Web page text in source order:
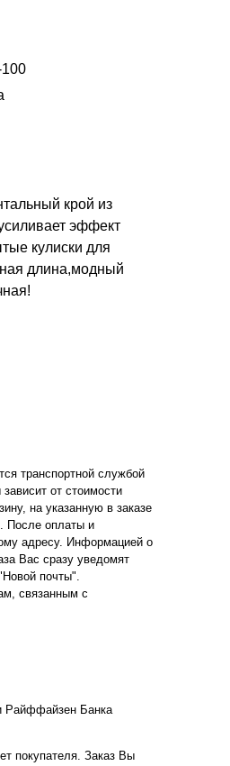
крой из
эффект
кулиски для
длина,модный
транспортной службой
от стоимости
на указанную в заказе
После оплаты и
адресу. Информацией о
Вас сразу уведомят
почты".
связанным с
Райффайзен Банка
покупателя. Заказ Вы